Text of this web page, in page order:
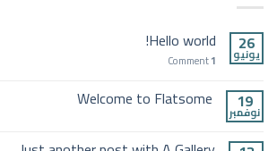
26
يونيو
Hello world!
1
19
نوفمبر
Welcome to Flatsome